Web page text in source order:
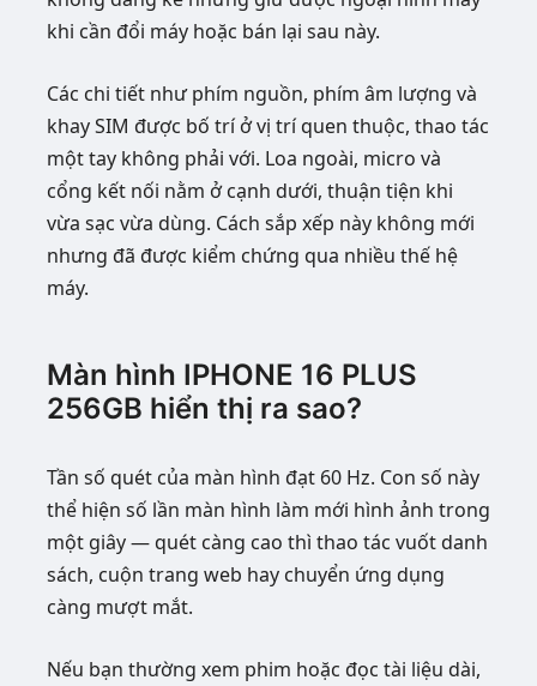
khi cần đổi máy hoặc bán lại sau này.
Các chi tiết như phím nguồn, phím âm lượng và
khay SIM được bố trí ở vị trí quen thuộc, thao tác
một tay không phải với. Loa ngoài, micro và
cổng kết nối nằm ở cạnh dưới, thuận tiện khi
vừa sạc vừa dùng. Cách sắp xếp này không mới
nhưng đã được kiểm chứng qua nhiều thế hệ
máy.
Màn hình IPHONE 16 PLUS
256GB hiển thị ra sao?
Tần số quét của màn hình đạt 60 Hz. Con số này
thể hiện số lần màn hình làm mới hình ảnh trong
một giây — quét càng cao thì thao tác vuốt danh
sách, cuộn trang web hay chuyển ứng dụng
càng mượt mắt.
Nếu bạn thường xem phim hoặc đọc tài liệu dài,